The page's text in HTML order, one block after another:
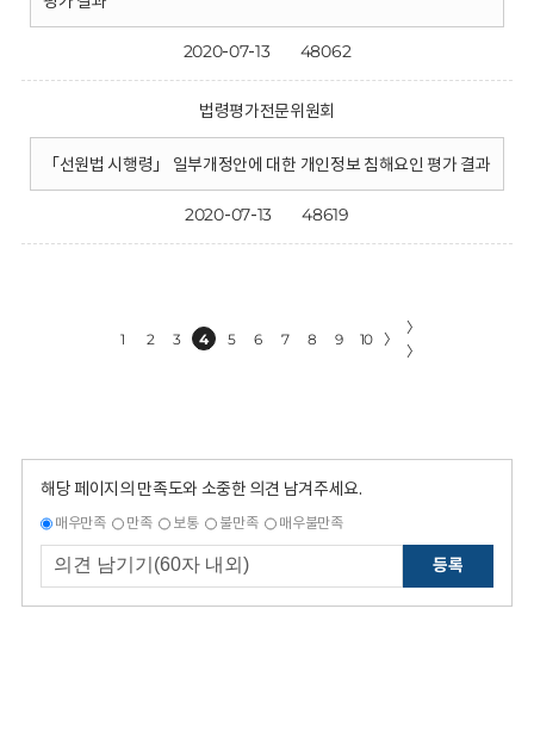
2020-07-13 48062
법령평가전문위원회
「선원법 시행령」 일부개정안에 대한 개인정보 침해요인 평가 결과
2020-07-13 48619
1 2 3 4 5 6 7 8 9 10 〉
〉
〉
해당 페이지의 만족도와 소중한 의견 남겨주세요.
매우만족 만족 보통 불만족 매우불만족
등록